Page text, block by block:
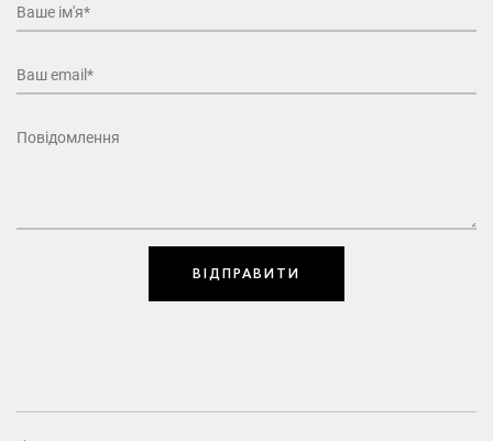
Ваше ім'я*
Ваш email*
Повідомлення
ВІДПРАВИТИ